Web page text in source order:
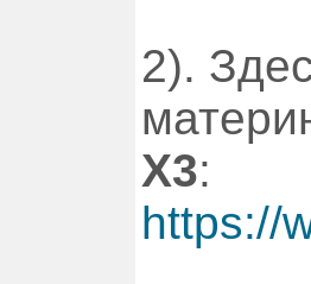
2).
X3:
https://